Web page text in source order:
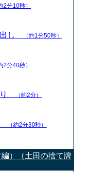
2分10秒）
出し （約1分50秒）
2分40秒）
り （約2分）
（約2分30秒）
）（土田の捨て牌